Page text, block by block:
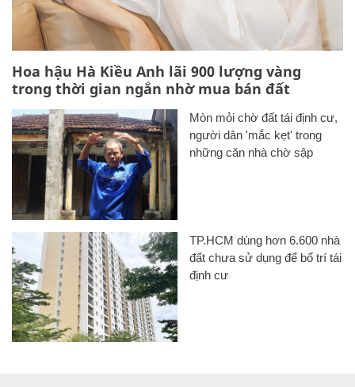
Hoa hậu Hà Kiều Anh lãi 900 lượng vàng
trong thời gian ngắn nhờ mua bán đất
Mòn mỏi chờ đất tái định cư,
người dân 'mắc kẹt' trong
những căn nhà chờ sập
TP.HCM dùng hơn 6.600 nhà
đất chưa sử dụng để bố trí tái
định cư